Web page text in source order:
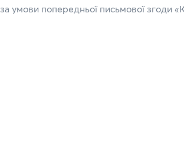
за умови попередньої письмової згоди